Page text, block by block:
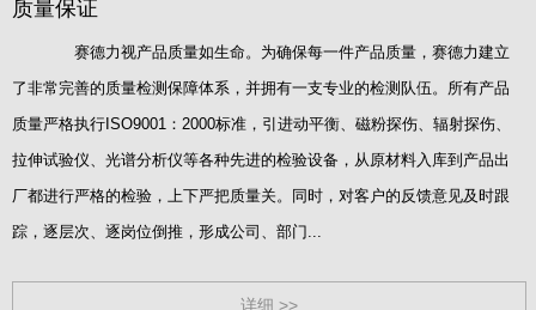
质量保证
赛德力视产品质量如生命。为确保每一件产品质量，赛德力建立
了非常完善的质量检测保障体系，并拥有一支专业的检测队伍。所有产品
质量严格执行ISO9001：2000标准，引进动平衡、磁粉探伤、辐射探伤、
拉伸试验仪、光谱分析仪等各种先进的检验设备，从原材料入库到产品出
厂都进行严格的检验，上下严把质量关。同时，对客户的反馈意见及时跟
踪，逐层次、逐岗位倒推，形成公司、部门...
详细 >>